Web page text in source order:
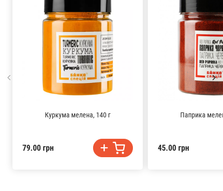
Куркума мелена, 140 г
79.00 грн
Паприка
45.00 грн